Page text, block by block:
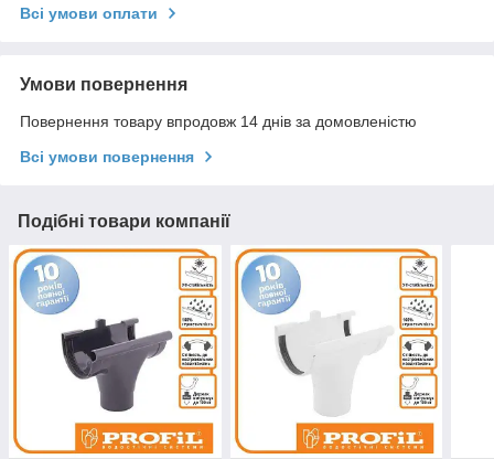
Всі умови оплати
Умови повернення
Повернення товару впродовж 14 днів за домовленістю
Всі умови повернення
Подібні товари компанії